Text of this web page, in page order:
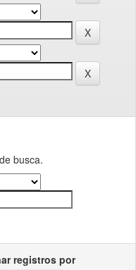
busca.
registros por